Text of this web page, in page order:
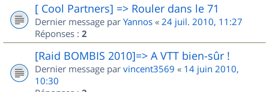
[ Cool Partners] => Rouler dans le 71
Dernier message par Yannos « 24 juil. 2010, 11:27
Réponses : 2
[Raid BOMBIS 2010]=> A VTT bien-sûr !
Dernier message par vincent3569 « 14 juin 2010,
10:30